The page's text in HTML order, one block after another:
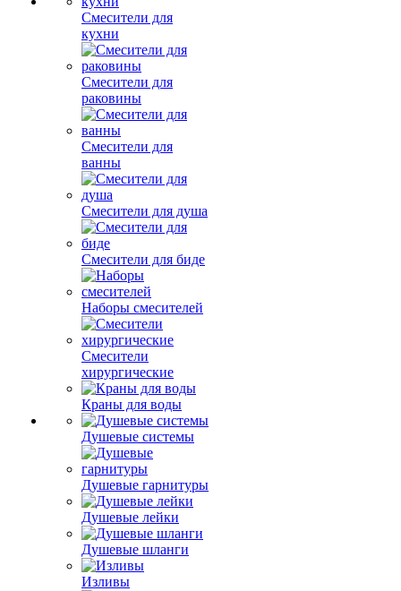
Смесители для
кухни
Смесители для
раковины
Смесители для
ванны
Смесители для душа
Смесители для биде
Наборы смесителей
Смесители
хирургические
Краны для воды
Душевые системы
Душевые гарнитуры
Душевые лейки
Душевые шланги
Изливы